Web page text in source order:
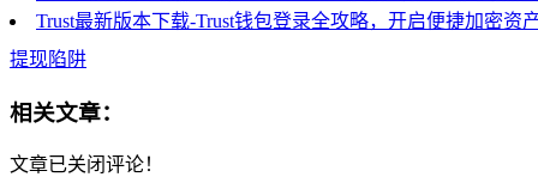
Trust最新版本下载-Trust钱包登录全攻略，开启便捷加密资
提现陷阱
相关文章：
文章已关闭评论！